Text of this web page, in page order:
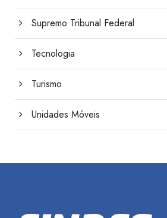
Supremo Tribunal Federal
Tecnologia
Turismo
Unidades Móveis